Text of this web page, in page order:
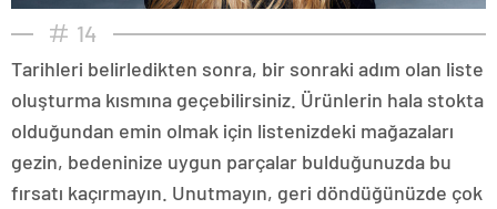
14
Tarihleri belirledikten sonra, bir sonraki adım olan liste
oluşturma kısmına geçebilirsiniz. Ürünlerin hala stokta
olduğundan emin olmak için listenizdeki mağazaları
gezin, bedeninize uygun parçalar bulduğunuzda bu
fırsatı kaçırmayın. Unutmayın, geri döndüğünüzde çok